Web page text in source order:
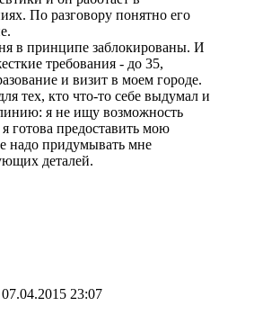
По разговору понятно его
в принципе заблокированы. И
требования - до 35,
и визит в моем городе.
тех, кто что-то себе выдумал и
я не ищу возможность
я готова предоставить мою
надо придумывать мне
деталей.
07.04.2015 23:07